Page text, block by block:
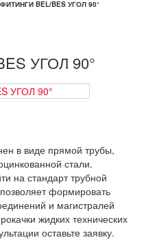
ФИТИНГИ BEL/BES УГОЛ 90°
УГОЛ 90°
в виде прямой трубы,
стали.
на стандарт трубной
формировать
и магистралей
жидких технических
оставьте заявку.